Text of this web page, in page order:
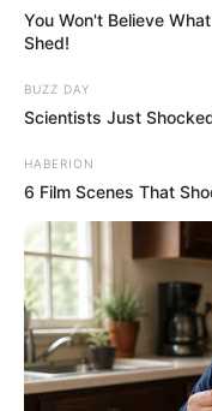
You Won't Believe
Shed!
BUZZ DAY
Scientists Just
HABERION
6 Film Scenes That